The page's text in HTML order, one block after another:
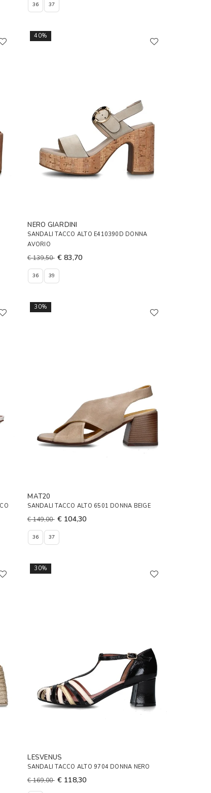
36 37
40%
NERO GIARDINI
SANDALI TACCO ALTO E410390D DONNA
AVORIO
€ 139,50 € 83,70
36 39
30%
MAT20
SANDALI TACCO ALTO 6501 DONNA BEIGE
€ 149,00 € 104,30
36 37
30%
LESVENUS
SANDALI TACCO ALTO 9704 DONNA NERO
€ 169,00 € 118,30